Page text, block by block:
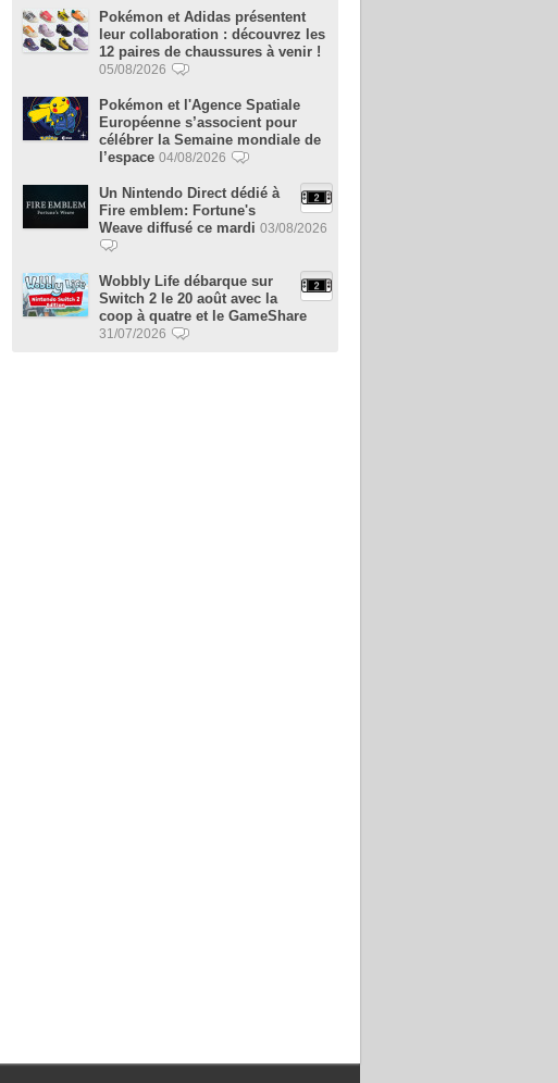
Pokémon et Adidas présentent
leur collaboration : découvrez les
12 paires de chaussures à venir !
05/08/2026
Pokémon et l'Agence Spatiale
Européenne s’associent pour
célébrer la Semaine mondiale de
l’espace 04/08/2026
Un Nintendo Direct dédié à
Fire emblem: Fortune's
Weave diffusé ce mardi 03/08/2026
Wobbly Life débarque sur
Switch 2 le 20 août avec la
coop à quatre et le GameShare
31/07/2026